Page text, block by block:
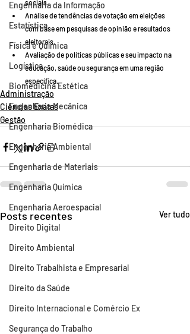
Engenharia da Informação
Estatística
Física e Química
Logística
Biomedicina Estética
Engenharia Mecânica
Engenharia Biomédica
Engenharia Ambiental
Engenharia de Materiais
Engenharia Química
Engenharia Aeroespacial
Direito Digital
Direito Ambiental
Direito Trabalhista e Empresarial
Direito da Saúde
Direito Internacional e Comércio Ex
Segurança do Trabalho
sociais.
Análise de tendências de votação em eleições
com base em pesquisas de opinião e resultados
eleitorais.
Avaliação de políticas públicas e seu impacto na
educação, saúde ou segurança em uma região
específica.
Administração
Ciências Exatas
Gestão
Posts recentes Ver tudo